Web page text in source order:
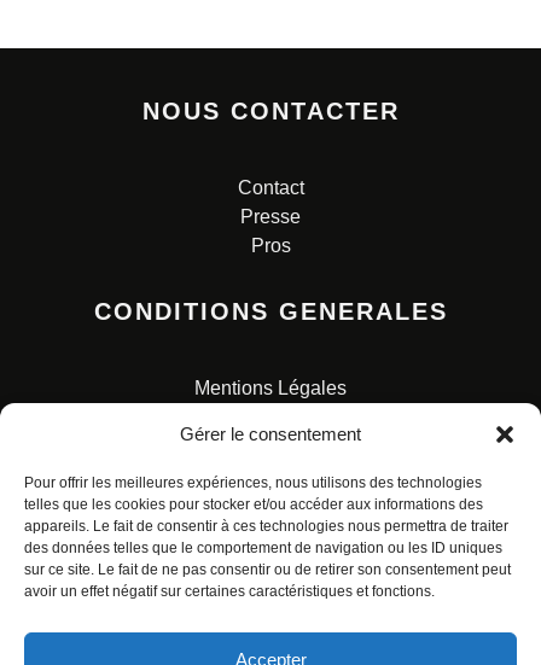
Gérer le consentement
Pour offrir les meilleures expériences, nous utilisons des technologies
telles que les cookies pour stocker et/ou accéder aux informations des
appareils. Le fait de consentir à ces technologies nous permettra de traiter
des données telles que le comportement de navigation ou les ID uniques
sur ce site. Le fait de ne pas consentir ou de retirer son consentement peut
avoir un effet négatif sur certaines caractéristiques et fonctions.
Accepter
NOUS CONTACTER
Contact
Presse
Pros
CONDITIONS GENERALES
Mentions Légales
Charte pour la protection des données personnelles
© ALL RIGHTS RESERVED. URBAN COMICS POUR LES